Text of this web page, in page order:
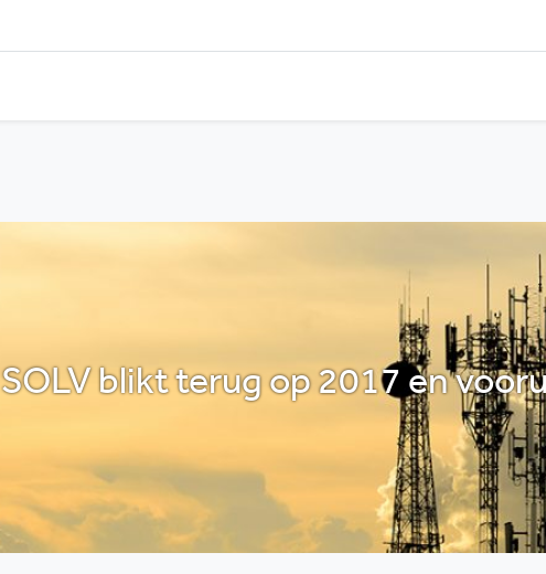
SOLV blikt terug op 2017 en